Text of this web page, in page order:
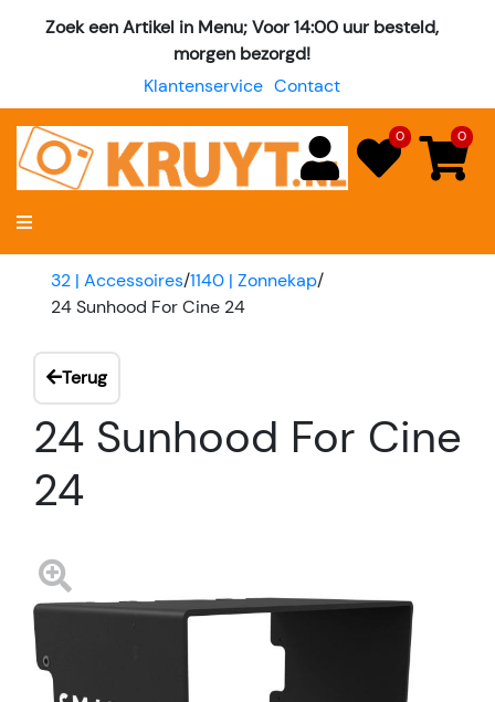
Zoek een Artikel in Menu; Voor 14:00 uur besteld,
morgen bezorgd!
Klantenservice Contact
0 0
32 | Accessoires/1140 | Zonnekap/
24 Sunhood For Cine 24
Terug
24 Sunhood For Cine
24